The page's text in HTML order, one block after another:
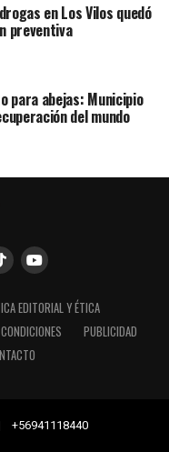
en Los Vilos quedó
preventiva
para abejas: Municipio
del mundo
EDITORIAL Y ÉTICA
PUBLICIDAD
+56941118440